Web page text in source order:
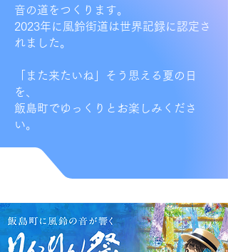
音の道をつくります。
2023年に風鈴街道は世界記録に認定さ
れました。
「また来たいね」そう思える夏の日
を、
飯島町でゆっくりとお楽しみくださ
い。